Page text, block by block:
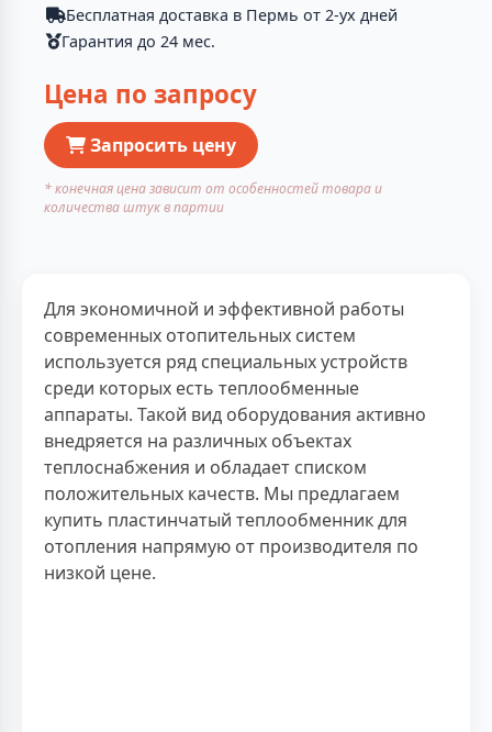
Бесплатная доставка в Пермь от 2-ух дней
Гарантия до 24 мес.
Цена по запросу
Запросить цену
* конечная цена зависит от особенностей товара и
количества штук в партии
Для экономичной и эффективной работы
современных отопительных систем
используется ряд специальных устройств
среди которых есть теплообменные
аппараты. Такой вид оборудования активно
внедряется на различных объектах
теплоснабжения и обладает списком
положительных качеств. Мы предлагаем
купить пластинчатый теплообменник для
отопления напрямую от производителя по
низкой цене.